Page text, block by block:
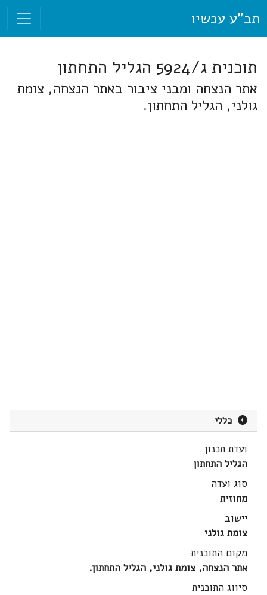
תב"ע עכשיו
תוכנית ג/5924 הגליל התחתון
אתר הנצחה ומבני ציבור באתר הנצחה, צומת
גולני, הגליל התחתון.
כללי
ועדת תכנון
הגליל התחתון
סוג ועדה
מחוזית
יישוב
צומת גולני
מקום התוכנית
אתר הנצחה, צומת גולני, הגליל התחתון.
סיווג התוכנית